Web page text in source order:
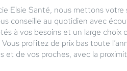
Elsie Santé, nous mettons
conseille au quotidien avec
à vos besoins et un large
profitez de prix bas toute
et de vos proches, avec la